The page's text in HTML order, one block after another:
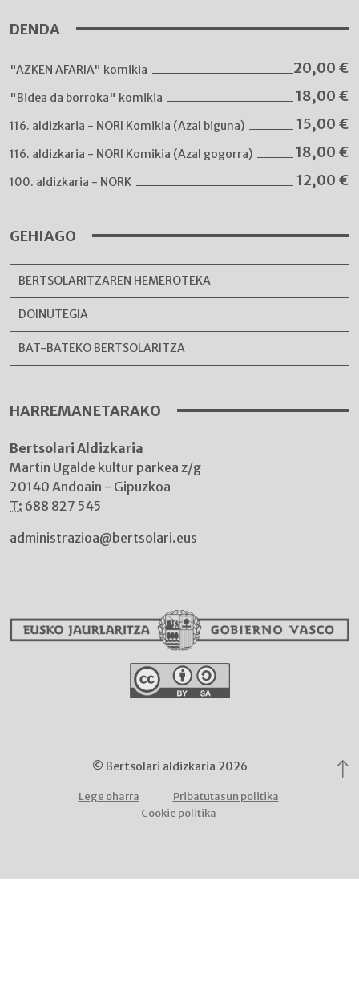
DENDA
"AZKEN AFARIA" komikia 20,00 €
"Bidea da borroka" komikia 18,00 €
116. aldizkaria - NORI Komikia (Azal biguna) 15,00 €
116. aldizkaria - NORI Komikia (Azal gogorra) 18,00 €
100. aldizkaria - NORK 12,00 €
GEHIAGO
BERTSOLARITZAREN HEMEROTEKA
DOINUTEGIA
BAT-BATEKO BERTSOLARITZA
HARREMANETARAKO
Bertsolari Aldizkaria
Martin Ugalde kultur parkea z/g
20140 Andoain - Gipuzkoa
T: 688 827 545
administrazioa@bertsolari.eus
© Bertsolari aldizkaria 2026
Lege oharra
Pribatutasun politika
Cookie politika